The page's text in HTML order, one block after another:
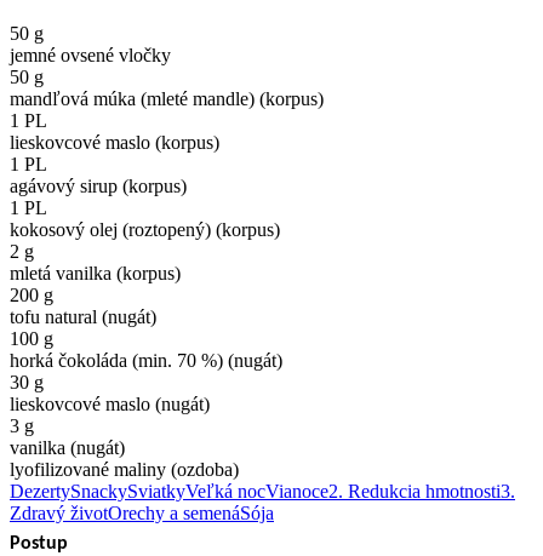
50 g
jemné ovsené vločky
50 g
mandľová múka (mleté mandle) (korpus)
1 PL
lieskovcové maslo (korpus)
1 PL
agávový sirup (korpus)
1 PL
kokosový olej (roztopený) (korpus)
2 g
mletá vanilka (korpus)
200 g
tofu natural (nugát)
100 g
horká čokoláda (min. 70 %) (nugát)
30 g
lieskovcové maslo (nugát)
3 g
vanilka (nugát)
lyofilizované maliny (ozdoba)
DezertySnackySviatkyVeľká nocVianoce2. Redukcia hmotnosti3.
Zdravý životOrechy a semenáSója
Postup